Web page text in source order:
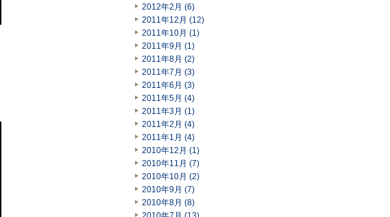
2012年2月 (6)
2011年12月 (12)
2011年10月 (1)
2011年9月 (1)
2011年8月 (2)
2011年7月 (3)
2011年6月 (3)
2011年5月 (4)
2011年3月 (1)
2011年2月 (4)
2011年1月 (4)
2010年12月 (1)
2010年11月 (7)
2010年10月 (2)
2010年9月 (7)
2010年8月 (8)